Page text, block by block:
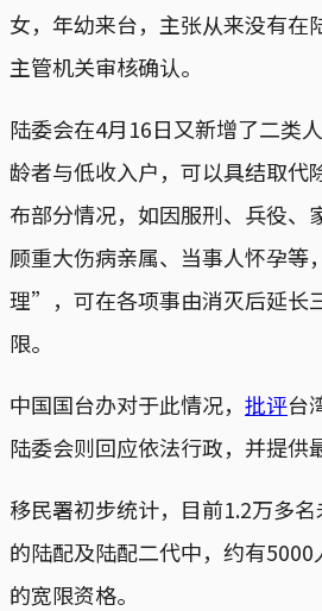
女，年幼来台，主张从来没有在
主管机关审核确认。
陆委会在4月16日又新增了二类
龄者与低收入户，可以具结取代
布部分情况，如因服刑、兵役、
顾重大伤病亲属、当事人怀孕
理”，可在各项事由消灭后延长
限。
中国国台办对于此情况， 批评台
陆委会则回应依法行政，并提供
移民署初步统计，目前1.2万多
的陆配及陆配二代中，约有
的宽限资格。